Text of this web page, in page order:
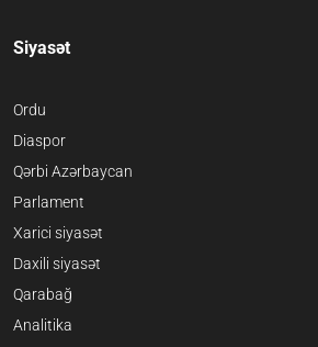
Siyasət
Ordu
Diaspor
Qərbi Azərbaycan
Parlament
Xarici siyasət
Daxili siyasət
Qarabağ
Analitika